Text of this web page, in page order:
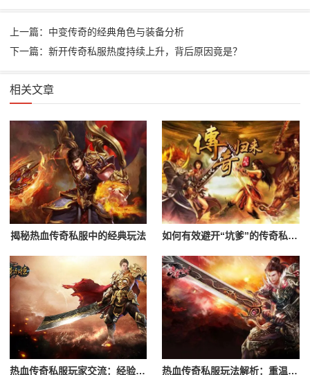
上一篇：中变传奇的经典角色与装备分析
下一篇：新开传奇私服热度持续上升，背后原因竟是？
相关文章
揭秘热血传奇私服中的经典玩法 如何有效避开“坑爹”的传奇私服？辨别黑心服务器的指南
热血传奇私服玩家交流：经验分享与心得 热血传奇私服玩法解析：重温经典游戏体验